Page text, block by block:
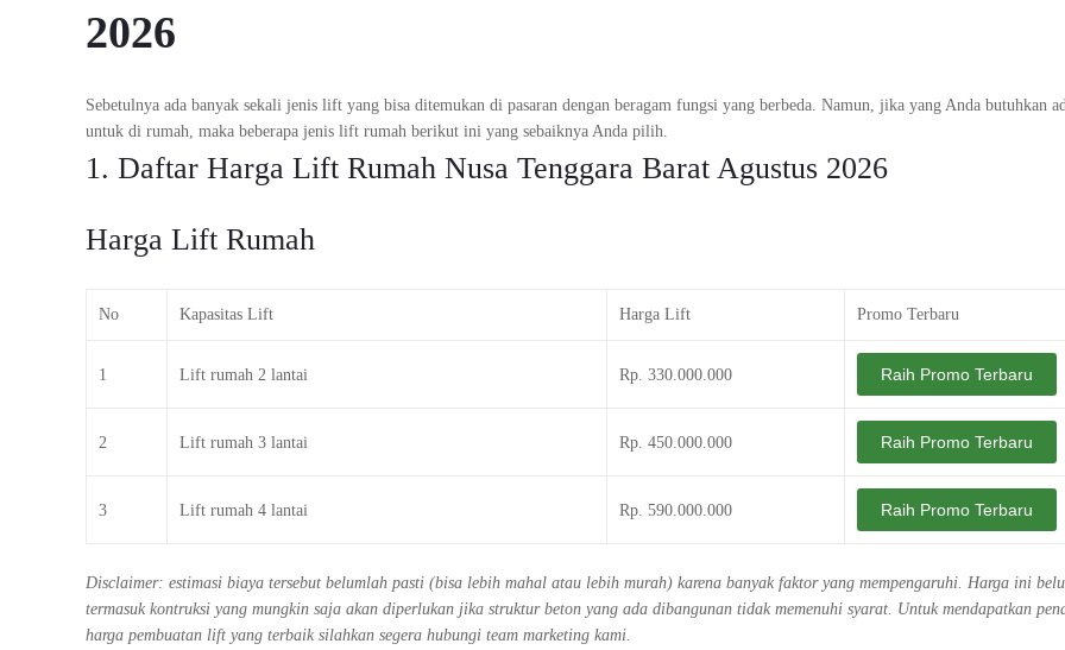
2026
Sebetulnya ada banyak sekali jenis lift yang bisa ditemukan di pasaran dengan beragam fungsi yang berbeda. Namun, jika yang Anda butuhkan
untuk di rumah, maka beberapa jenis lift rumah berikut ini yang sebaiknya Anda pilih.
1. Daftar Harga Lift Rumah Nusa Tenggara Barat Agustus 2026
Harga Lift Rumah
No Kapasitas Lift Harga Lift Promo Terbaru
1 Lift rumah 2 lantai Rp. 330.000.000 Raih Promo Terbaru
2 Lift rumah 3 lantai Rp. 450.000.000 Raih Promo Terbaru
3 Lift rumah 4 lantai Rp. 590.000.000 Raih Promo Terbaru
Disclaimer: estimasi biaya tersebut belumlah pasti (bisa lebih mahal atau lebih murah) karena banyak faktor yang mempengaruhi. Harga ini
termasuk kontruksi yang mungkin saja akan diperlukan jika struktur beton yang ada dibangunan tidak memenuhi syarat. Untuk mendapatkan
harga pembuatan lift yang terbaik silahkan segera hubungi team marketing kami.